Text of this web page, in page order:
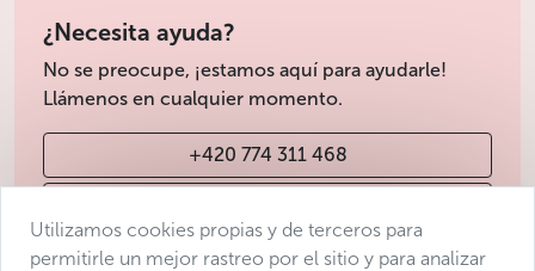
¿Necesita ayuda?
No se preocupe, ¡estamos aquí para ayudarle!
Llámenos en cualquier momento.
+420 774 311 468
Utilizamos cookies propias y de terceros para
permitirle un mejor rastreo por el sitio y para analizar